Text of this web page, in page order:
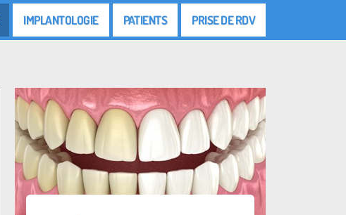
IMPLANTOLOGIE PATIENTS PRISE DE RDV